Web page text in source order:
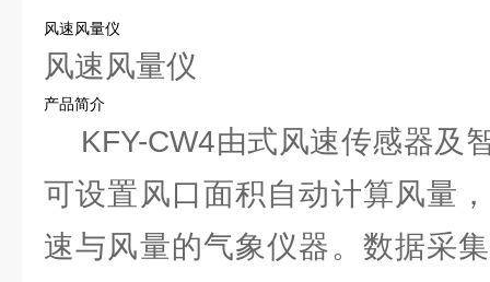
风速风量仪
风速风量仪
产品简介
KFY-CW4由式风速传感器及
可设置风口面积自动计算风量
速与风量的气象仪器。数据采